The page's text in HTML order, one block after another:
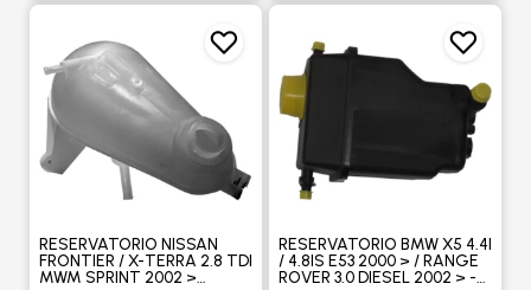
RESERVATORIO NISSAN
FRONTIER / X-TERRA 2.8 TDI
MWM SPRINT 2002 >
RESERVATORIO BMW X5 4.4I
/ 4.8IS E53 2000 > / RANGE
ROVER 3.0 DIESEL 2002 > -